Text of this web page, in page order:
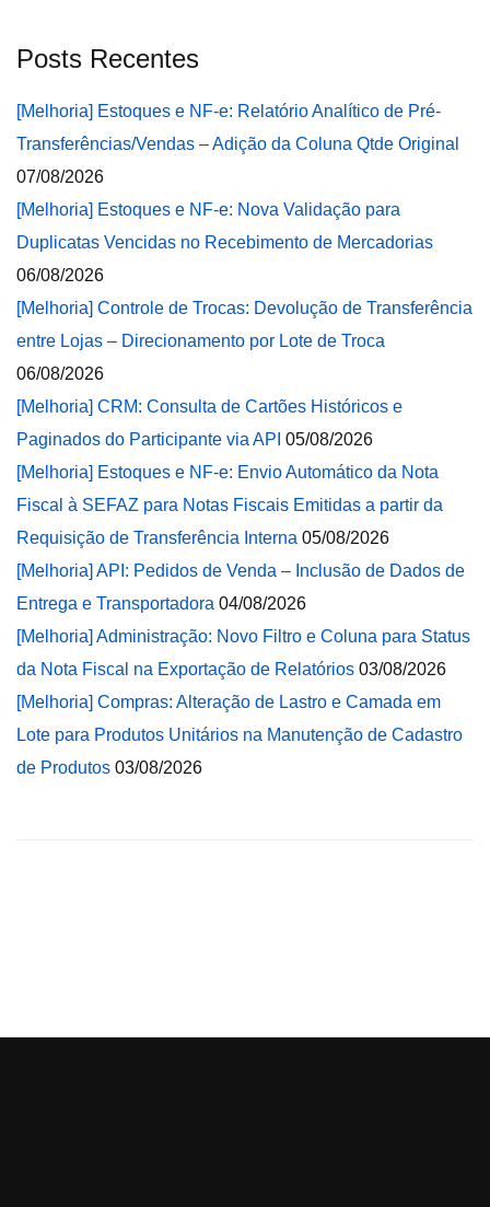
Posts Recentes
[Melhoria] Estoques e NF-e: Relatório Analítico de Pré-
Transferências/Vendas – Adição da Coluna Qtde Original
07/08/2026
[Melhoria] Estoques e NF-e: Nova Validação para
Duplicatas Vencidas no Recebimento de Mercadorias
06/08/2026
[Melhoria] Controle de Trocas: Devolução de Transferência
entre Lojas – Direcionamento por Lote de Troca
06/08/2026
[Melhoria] CRM: Consulta de Cartões Históricos e
Paginados do Participante via API 05/08/2026
[Melhoria] Estoques e NF-e: Envio Automático da Nota
Fiscal à SEFAZ para Notas Fiscais Emitidas a partir da
Requisição de Transferência Interna 05/08/2026
[Melhoria] API: Pedidos de Venda – Inclusão de Dados de
Entrega e Transportadora 04/08/2026
[Melhoria] Administração: Novo Filtro e Coluna para Status
da Nota Fiscal na Exportação de Relatórios 03/08/2026
[Melhoria] Compras: Alteração de Lastro e Camada em
Lote para Produtos Unitários na Manutenção de Cadastro
de Produtos 03/08/2026